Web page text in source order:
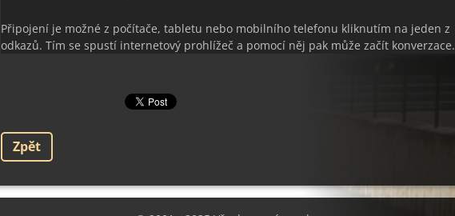
Připojení je možné z počítače, tabletu nebo mobilního telefonu kliknutím na jeden z
odkazů. Tím se spustí internetový prohlížeč a pomocí něj pak může začít konverzace.
Zpět